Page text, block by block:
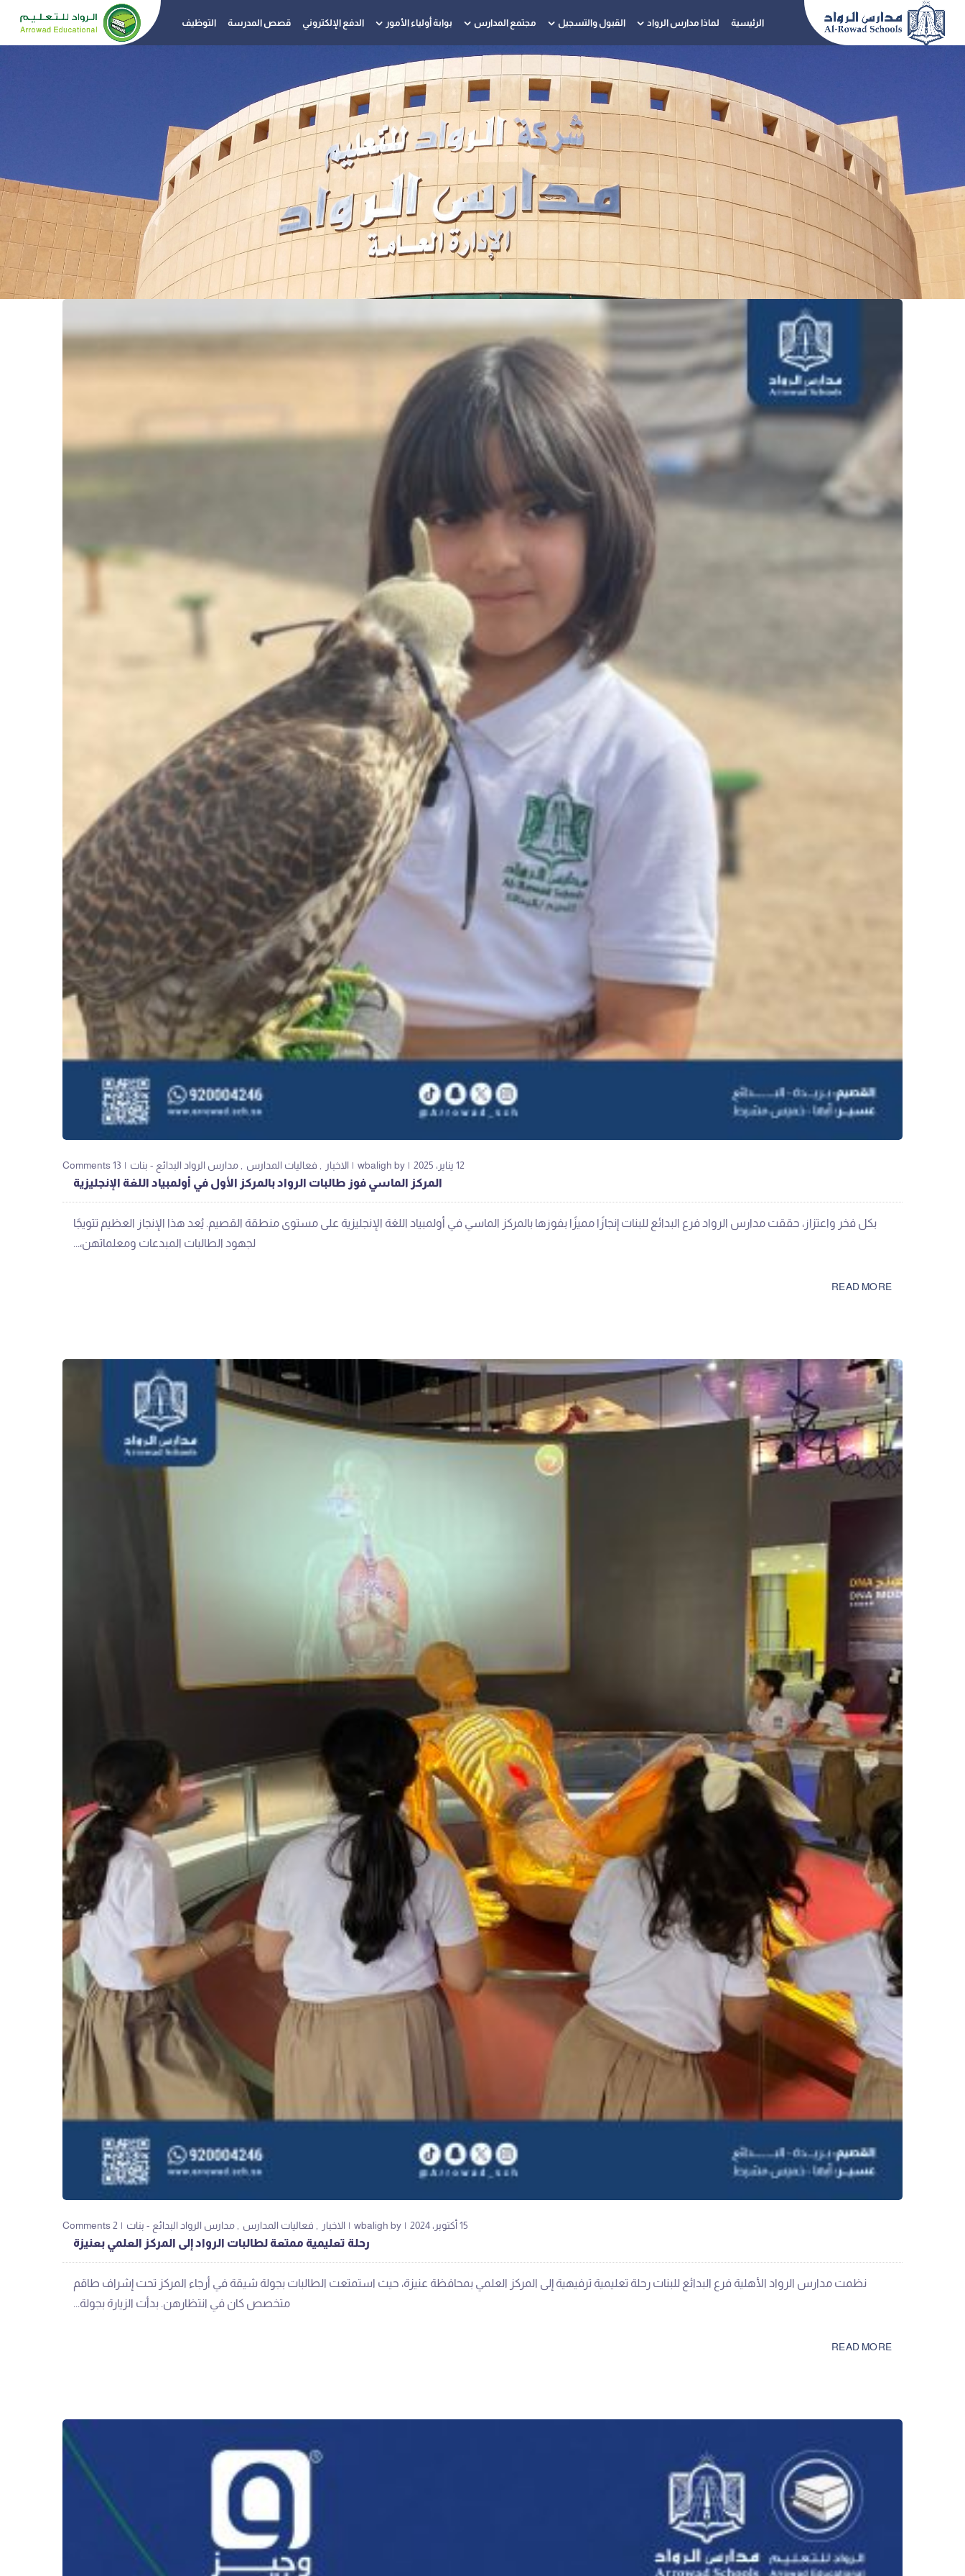
الرئيسية لماذا مدارس الرواد القبول والتسجيل مجتمع المدارس بوابة أولياء الأمور الدفع الإلكتروني قصص المدرسة التوظيف
12 يناير، 2025 by
wbaligh الاخبار فعاليات المدارس مدارس الرواد البدائع - بنات 13 Comments
المركز الماسي فوز طالبات الرواد بالمركز الأول في أولمبياد اللغة الإنجليزية
‬لجهود‭ ‬الطالبات‭ ‬المبدعات‭ ‬ومعلماتهن،‭...
READ MORE
15 أكتوبر، 2024 by
wbaligh الاخبار فعاليات المدارس مدارس الرواد البدائع - بنات 2 Comments
رحلة تعليمية ممتعة لطالبات الرواد إلى المركز العلمي بعنيزة
‬متخصص‭ ‬كان‭ ‬في‭ ‬انتظارهن‭.‬ بدأت‭ ‬الزيارة‭ ‬بجولة‭...
READ MORE